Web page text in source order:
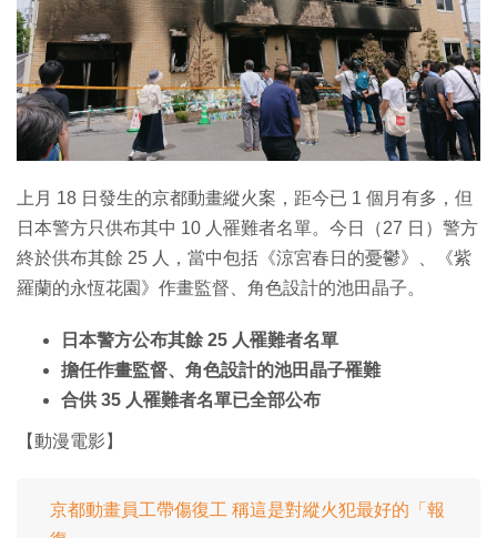
特集
上月 18 日發生的京都動畫縱火案，距今已 1 個月有多，但
日本警方只供布其中 10 人罹難者名單。今日（27 日）警方
終於供布其餘 25 人，當中包括《涼宮春日的憂鬱》、《紫
羅蘭的永恆花園》作畫監督、角色設計的池田晶子。
日本警方公布其餘 25 人罹難者名單
擔任作畫監督、角色設計的池田晶子罹難
合供 35 人罹難者名單已全部公布
【動漫電影】
京都動畫員工帶傷復工 稱這是對縱火犯最好的「報